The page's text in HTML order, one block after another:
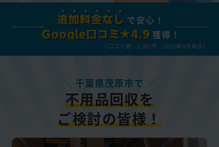
追加料金なし で安心！
Google口コミ★4.9 獲得！
※口コミ数：3,301件（2026年8月時点）
千葉県茂原市で
不用品回収を
ご検討の皆様！